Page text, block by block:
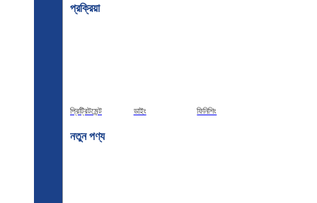
প্রক্রিয়া
প্রিট্রিটমেন্ট ডাইং ফিনিশিং
নতুন পণ্য